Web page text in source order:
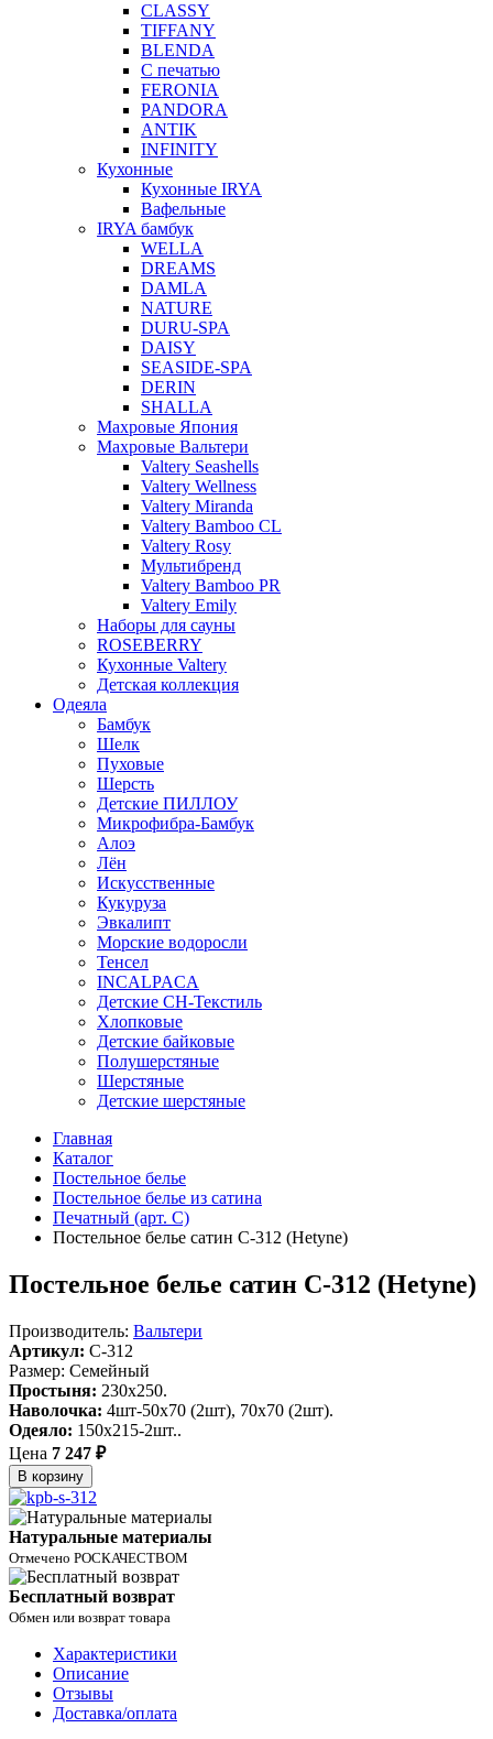
CLASSY
TIFFANY
BLENDA
С печатью
FERONIA
PANDORA
ANTIK
INFINITY
Кухонные
Кухонные IRYA
Вафельные
IRYA бамбук
WELLA
DREAMS
DAMLA
NATURE
DURU-SPA
DAISY
SEASIDE-SPA
DERIN
SHALLA
Махровые Япония
Махровые Вальтери
Valtery Seashells
Valtery Wellness
Valtery Miranda
Valtery Bamboo CL
Valtery Rosy
Мультибренд
Valtery Bamboo PR
Valtery Emily
Наборы для сауны
ROSEBERRY
Кухонные Valtery
Детская коллекция
Одеяла
Бамбук
Шелк
Пуховые
Шерсть
Детские ПИЛЛОУ
Микрофибра-Бамбук
Алоэ
Лён
Искусственные
Кукуруза
Эвкалипт
Морские водоросли
Тенсел
INCALPACA
Детские СН-Текстиль
Хлопковые
Детские байковые
Полушерстяные
Шерстяные
Детские шерстяные
Главная
Каталог
Постельное белье
Постельное белье из сатина
Печатный (арт. С)
Постельное белье сатин С-312 (Hetyne)
Постельное белье сатин С-312 (Hetyne)
Производитель: Вальтери
Артикул: C-312
Размер: Семейный
Простыня: 230х250.
Наволочка: 4шт-50х70 (2шт), 70х70 (2шт).
Одеяло: 150х215-2шт..
Цена 7 247 ₽
В корзину
Натуральные материалы
Отмечено РОСКАЧЕСТВОМ
Бесплатный возврат
Обмен или возврат товара
Характеристики
Описание
Отзывы
Доставка/оплата